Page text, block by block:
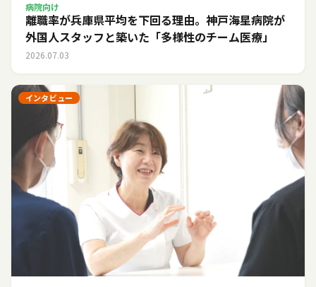
病院向け
離職率が兵庫県平均を下回る理由。神戸海星病院が
外国人スタッフと築いた「多様性のチーム医療」
2026.07.03
インタビュー